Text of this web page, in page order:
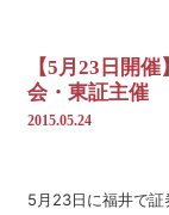
【5月23日開
会・東証主催
2015.05.24
5月23日に福井で証